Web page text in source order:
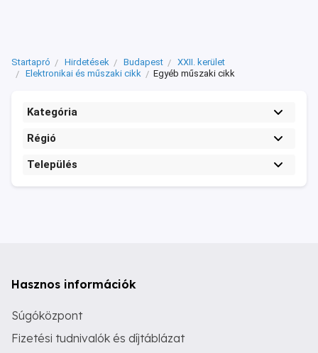
Startapró Hirdetések Budapest
XXII. kerület
Elektronikai és műszaki cikk
Egyéb műszaki cikk
Kategória
Régió
Település
Hasznos információk
Súgóközpont
Fizetési tudnivalók és díjtáblázat